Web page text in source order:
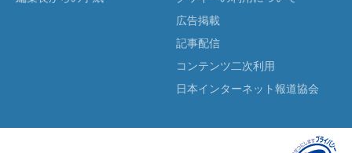
広告掲載
記事配信
コンテンツ二次利用
日本インターネット報道協会